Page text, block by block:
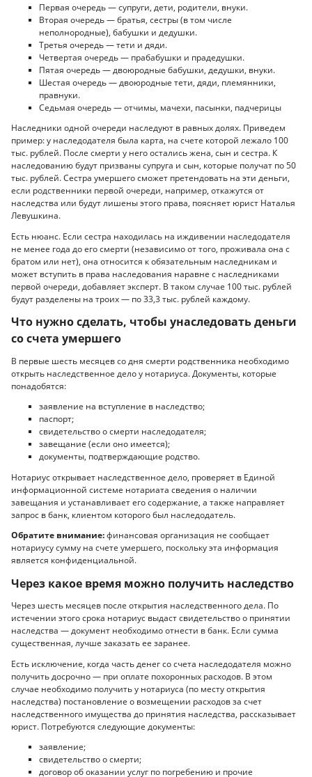
Первая очередь — супруги, дети, родители, внуки.
Вторая очередь — братья, сестры (в том числе
неполнородные), бабушки и дедушки.
Третья очередь — тети и дяди.
Четвертая очередь — прабабушки и прадедушки.
Пятая очередь — двоюродные бабушки, дедушки, внуки.
Шестая очередь — двоюродные тети, дяди, племянники,
правнуки.
Седьмая очередь — отчимы, мачехи, пасынки, падчерицы
Наследники одной очереди наследуют в равных долях. Приведем
пример: у наследодателя была карта, на счете которой лежало 100
тыс. рублей. После смерти у него остались жена, сын и сестра. К
наследованию будут призваны супруга и сын, которые получат по 50
тыс. рублей. Сестра умершего сможет претендовать на эти деньги,
если родственники первой очереди, например, откажутся от
наследства или будут лишены этого права, поясняет юрист Наталья
Левушкина.
Есть нюанс. Если сестра находилась на иждивении наследодателя
не менее года до его смерти (независимо от того, проживала она с
братом или нет), она относится к обязательным наследникам и
может вступить в права наследования наравне с наследниками
первой очереди, добавляет эксперт. В таком случае 100 тыс. рублей
будут разделены на троих — по 33,3 тыс. рублей каждому.
Что нужно сделать, чтобы унаследовать деньги
со счета умершего
В первые шесть месяцев со дня смерти родственника необходимо
открыть наследственное дело у нотариуса. Документы, которые
понадобятся:
заявление на вступление в наследство;
паспорт;
свидетельство о смерти наследодателя;
завещание (если оно имеется);
документы, подтверждающие родство.
Нотариус открывает наследственное дело, проверяет в Единой
информационной системе нотариата сведения о наличии
завещания и устанавливает его содержание, а также направляет
запрос в банк, клиентом которого был наследодатель.
Обратите внимание:финансовая организация не сообщает
нотариусу сумму на счете умершего, поскольку эта информация
является конфиденциальной.
Через какое время можно получить наследство
Через шесть месяцев после открытия наследственного дела. По
истечении этого срока нотариус выдаст свидетельство о принятии
наследства — документ необходимо отнести в банк. Если сумма
существенная, лучше заказать ее заранее.
Есть исключение, когда часть денег со счета наследодателя можно
получить досрочно — при оплате похоронных расходов. В этом
случае необходимо получить у нотариуса (по месту открытия
наследства) постановление о возмещении расходов за счет
наследственного имущества до принятия наследства, рассказывает
юрист. Потребуются следующие документы:
заявление;
свидетельство о смерти;
договор об оказании услуг по погребению и прочие